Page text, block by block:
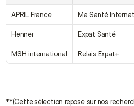
APRIL France Ma Santé
Henner Expat Santé
MSH international Relais Expat+
**(Cette sélection repose sur nos